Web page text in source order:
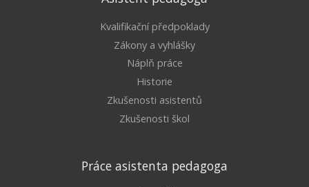
Kvalifikační předpoklady
Zákony a vyhlášky
Náplň práce
Historie
Zkušenosti asistentů
Zkušenosti škol
Práce asistenta pedagoga